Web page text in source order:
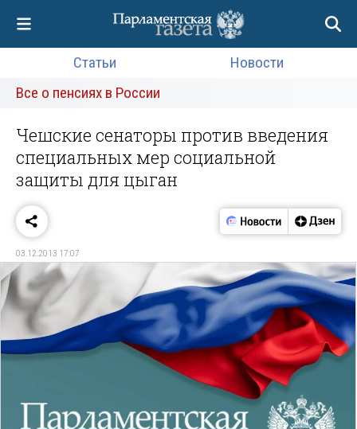
Статьи
Новости
Все о пенсиях в России
Чешские сенаторы против введения
специальных мер социальной
защиты для цыган
03.12.2013 17:07